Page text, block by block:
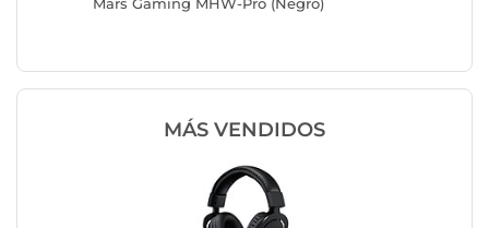
MÁS VENDIDOS